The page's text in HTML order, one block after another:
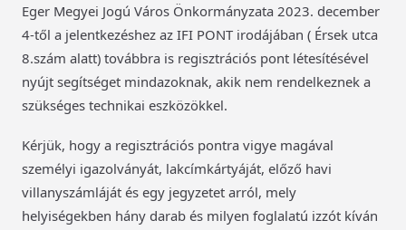
Eger Megyei Jogú Város Önkormányzata 2023. december
4-től a jelentkezéshez az IFI PONT irodájában ( Érsek utca
8.szám alatt) továbbra is regisztrációs pont létesítésével
nyújt segítséget mindazoknak, akik nem rendelkeznek a
szükséges technikai eszközökkel.
Kérjük, hogy a regisztrációs pontra vigye magával
személyi igazolványát, lakcímkártyáját, előző havi
villanyszámláját és egy jegyzetet arról, mely
helyiségekben hány darab és milyen foglalatú izzót kíván